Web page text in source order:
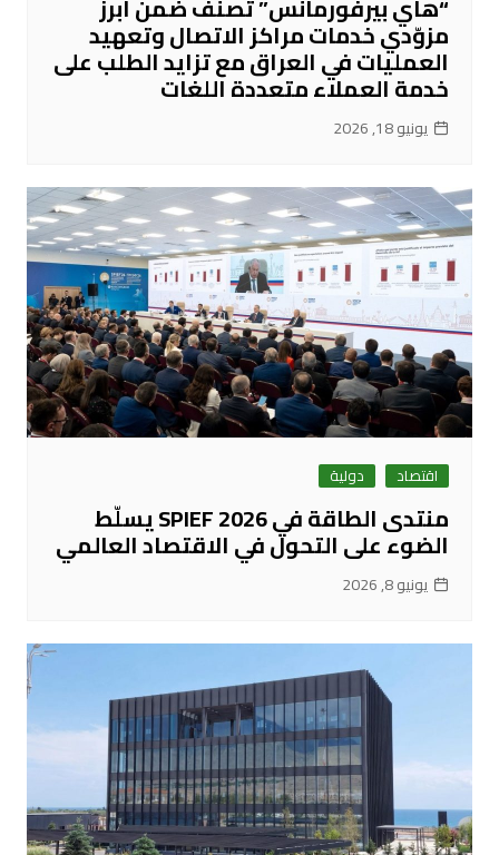
“هاي بيرفورمانس” تُصنّف ضمن أبرز
مزوّدي خدمات مراكز الاتصال وتعهيد
العمليات في العراق مع تزايد الطلب على
خدمة العملاء متعددة اللغات
يونيو 18, 2026
اقتصاد دولية
منتدى الطاقة في SPIEF 2026 يسلّط
الضوء على التحول في الاقتصاد العالمي
يونيو 8, 2026